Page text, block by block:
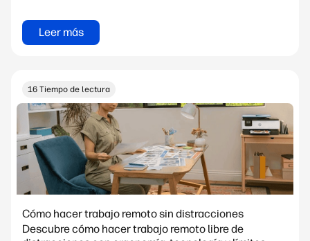
Leer más
16 Tiempo de lectura
Cómo hacer trabajo remoto sin distracciones
Descubre cómo hacer trabajo remoto libre de